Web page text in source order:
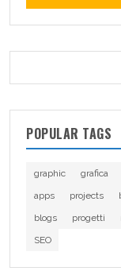
POPULAR TAGS
graphic grafica
apps
projects
blogs
progetti
SEO